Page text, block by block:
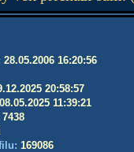
28.05.2006 16:20:56
20:58:57
08.05.2025 11:39:21
7438
169086